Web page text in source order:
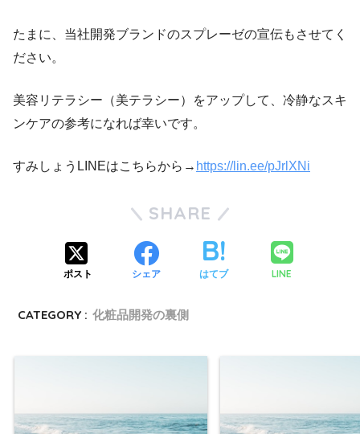
たまに、当社開発ブランドのスプレーゼの宣伝もさせてく
ださい。
美容リテラシー（美テラシー）をアップして、冷静なスキ
ンケアの参考になれば幸いです。
すみしょうLINEはこちらから→ https://lin.ee/pJrlXNi
SHARE
ポスト シェア はてブ LINE
CATEGORY : 化粧品開発の裏側